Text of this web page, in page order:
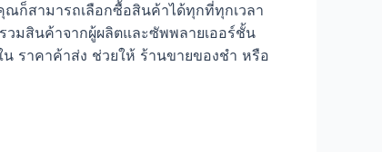
ณก็สามารถเลือกซื้อสินค้าได้ทุกที่ทุกเวลา
วมสินค้าจากผู้ผลิตและซัพพลายเออร์ชั้น
ราคาค้าส่ง ช่วยให้ ร้านขายของชำ หรือ